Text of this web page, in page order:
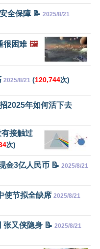
全保障 📝 2025/8/21
很困难 🖼️
2025/8/21 (120,744次)
2025年如何活下去
接触过
次)
金3亿人民币 📝 2025/8/21
使节拟全缺席 2025/8/21
张又侠隐身 📝 2025/8/21